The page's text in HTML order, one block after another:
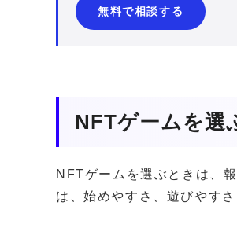
無料で相談する
NFTゲームを選
NFTゲームを選ぶときは、
は、始めやすさ、遊びやす